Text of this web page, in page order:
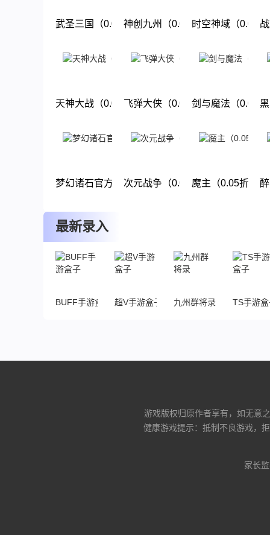
武圣三国（0.05小霸王送代金）
下载
神创九州（0.05折西游修仙记）
下载
时空神域（0.05
下载
天神大战（0.05折圣言后传）
下载
飞弹大侠（0.05折6480免费版）
下载
剑与魔法（0.05
下载
梦幻诸石官方版（0.05折免单版）
次元战争（0.05折天天酷跑）
魔主（0.05折幽
最新录入
BUFF手游盒子 超V手游盒子 九州群将录 TS手游
游戏版权归原作者享有，如无意
健康游戏提示：抵制不良游戏，
家长